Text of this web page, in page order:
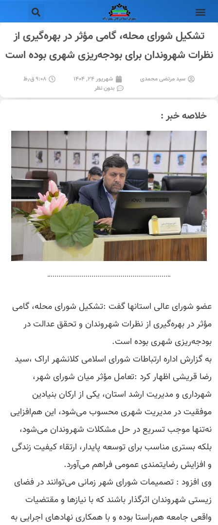
تشکیل شورای محله، گامی مؤثر در بهره‌گیری از
نظرات شهروندان برای بودجه‌ریزی شهری بوده است
سید مرتضی محمدی شهریور ۲۴, ۱۴۰۴
۹:۰۸ ق٫ظ
بدون نظر
خلاصه خبر :
عضو شورای عالی استانها گفت :تشکیل شورای محله، گامی
مؤثر در بهره‌گیری از نظرات شهروندان و تحقق عدالت در
بودجه‌ریزی شهری بوده است.
به گزارش اداره ارتباطات شورای اسلامی کلانشهر اراک ،سید
رضا قریشی اظهار کرد :تعامل مؤثر میان شورای شهر،
شهرداری و مدیریت ارشد استان، یکی از ارکان بنیادین
موفقیت در مدیریت شهری محسوب می‌شود، این هم‌افزایی
نه‌تنها موجب تسریع در حل مشکلات شهروندان می‌شود،
بلکه بستری مناسب برای توسعه پایدار، ارتقاء کیفیت زندگی
و افزایش رضایتمندی عمومی فراهم می‌آورد.
وی افزود : تصمیمات شورای شهر زمانی می‌توانند در فضای
زیستی شهروندان اثرگذار باشند که با نیازها و مقتضیات
واقعی جامعه هم‌راستا بوده و با همکاری نهادهای اجرایی به